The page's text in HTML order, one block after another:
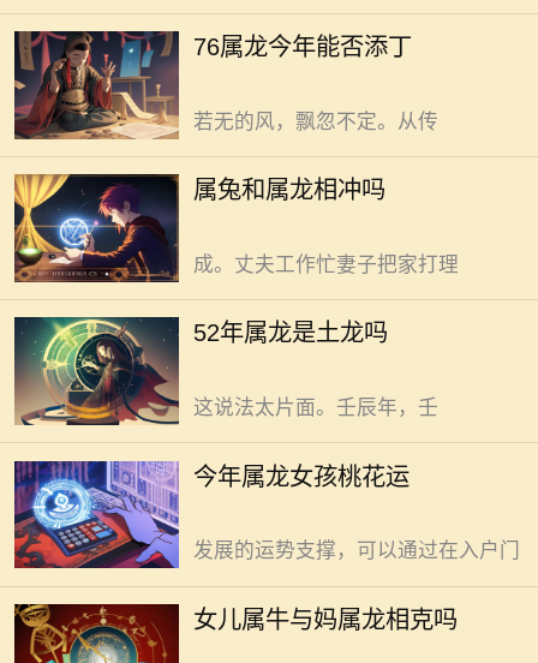
76属龙今年能否添丁
龙者，今年添丁并无绝对定论。生肖
运势之说，玄妙非常。也许能带来些
若无的风，飘忽不定。从传
属兔和属龙相冲吗
不必被“属兔和属龙相冲”的问题过
度困扰，答案是否定的。 老一辈
未必靠谱。小区里丈夫属龙妻子属兔
的夫妻。刚结婚听旁人说属相不合心
里犯嘀咕。实现家庭和谐，为生活增
成。丈夫工作忙妻子把家打理
52年属龙是土龙吗
52年属龙不是单纯土龙。且听深
入分析。 1952年，岁在壬辰。按
辰。辰对应生肖龙，这没错。传统命
理里，五行与天干地支紧密相连。壬
属水，辰属土。有人简单认为辰对应
这说法太片面。壬辰年，壬
今年属龙女孩桃花运
今年属龙女孩桃花运有起伏但充
满机遇，环境与心态的调整助力颇
入户。气不稳，心难安。若住处入户
门正对电梯，这股乱冲之气易扰乱自
身气场。实现家庭能量场的稳定运
发展的运势支撑，可以通过在入户门
女儿属牛与妈属龙相克吗
“牛龙并不相克”，常听闻的“牛龙
相克”说法，其实并无科学依据。
代表着气势磅礴，二者性格差异大，
便有人觉得会相克。但生活并不简单
的性格碰撞。女儿属牛，那股倔强与
属兔与属龙的确常被认为难合，
实则源于性格与行事风格差异。